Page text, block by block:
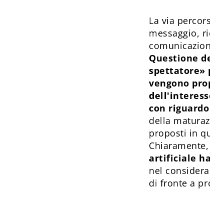
La via
messaggio,
Questione
spettatore»
vengono
con
della
proposti in
Chiaramente,
artificiale
nel
di fronte a